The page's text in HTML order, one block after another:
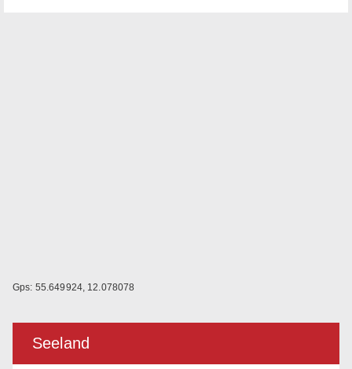
Gps: 55.649924, 12.078078
Seeland